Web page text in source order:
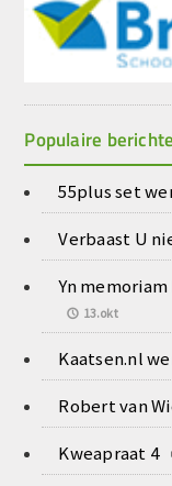
Populaire
55plus set
Verbaast U
Yn
13.okt
Kaatsen.nl
Robert van
Kweapraat 4